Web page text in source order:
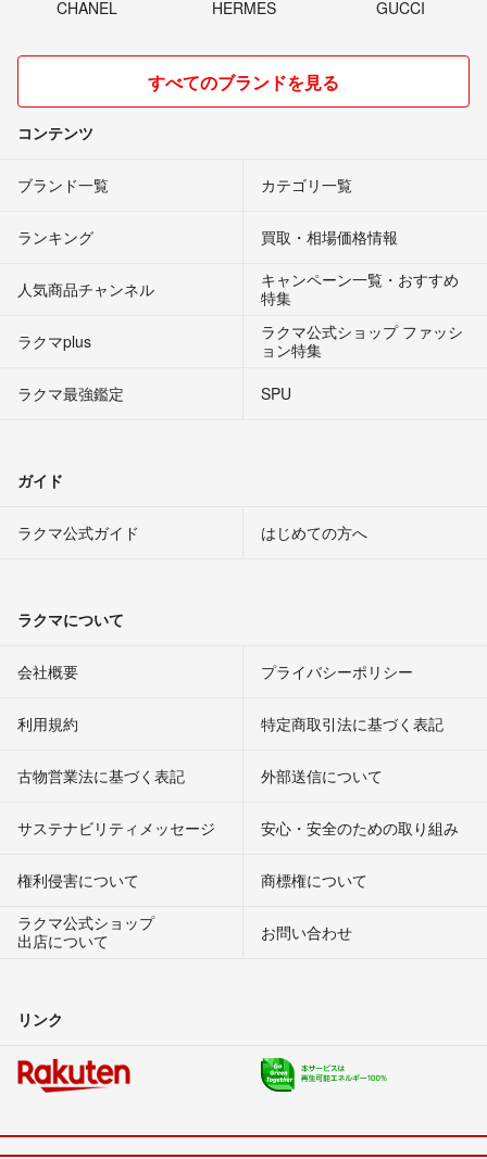
CHANEL HERMES GUCCI
すべてのブランドを見る
コンテンツ
ブランド一覧 カテゴリ一覧
ランキング 買取・相場価格情報
人気商品チャンネル
キャンペーン一覧・おすすめ
特集
ラクマplus
ラクマ公式ショップ ファッシ
ョン特集
ラクマ最強鑑定
SPU
ガイド
ラクマ公式ガイド はじめての方へ
ラクマについて
会社概要 プライバシーポリシー
利用規約 特定商取引法に基づく表記
古物営業法に基づく表記 外部送信について
サステナビリティメッセージ 安心・安全のための取り組み
権利侵害について
商標権について
ラクマ公式ショップ
出店について
お問い合わせ
リンク